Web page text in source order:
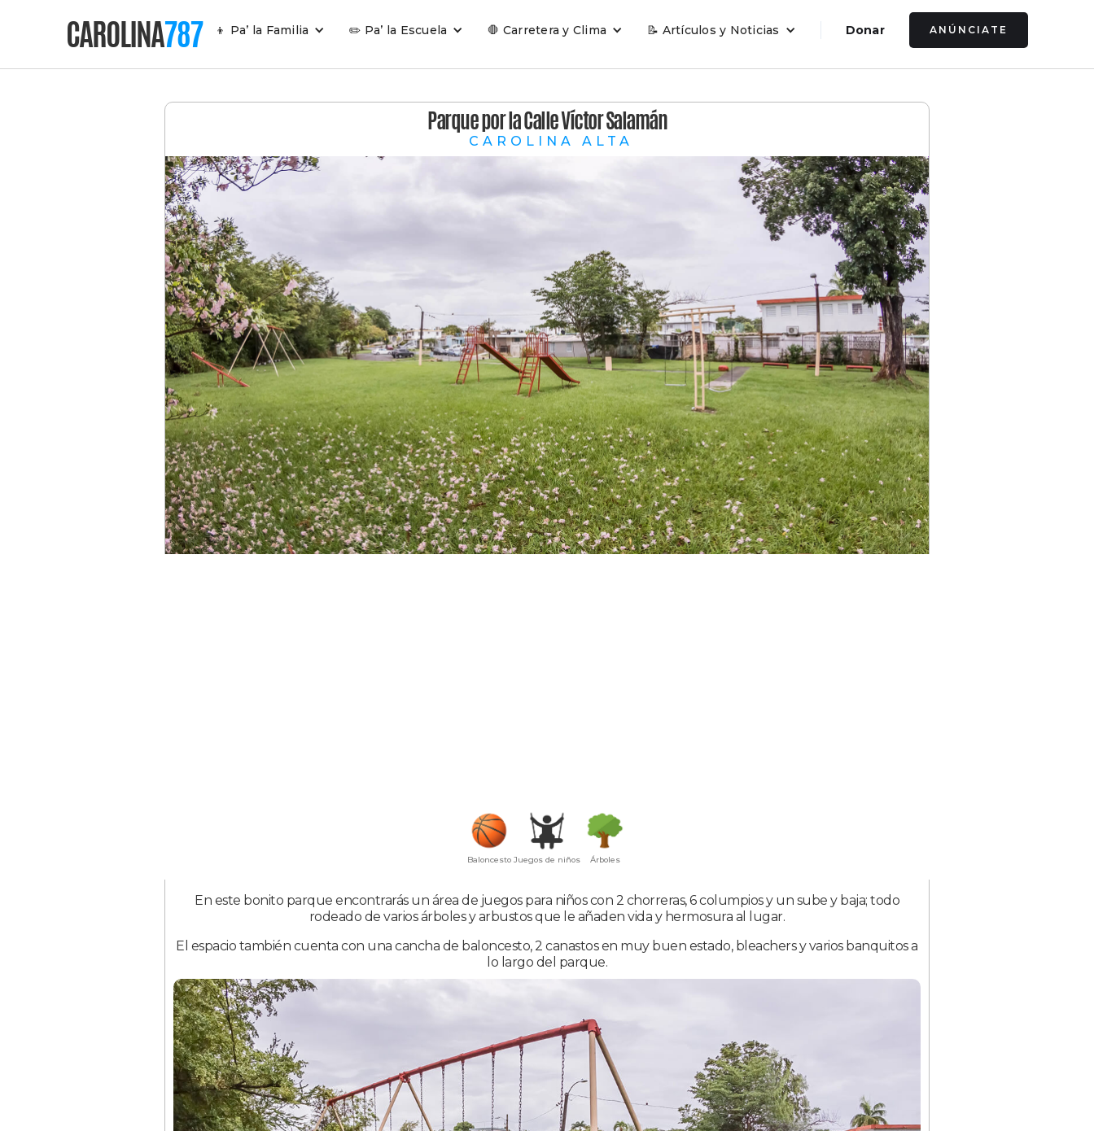
CAROLINA787 👦 Pa’ la Familia ✏️ Pa’ la Escuela 🛑 Carretera y Clima 📝 Artículos y Noticias Donar ANÚNCIATE
Parque por la Calle Víctor Salamán
CAROLINA ALTA
Baloncesto Juegos de niños Árboles
En este bonito parque encontrarás un área de juegos para niños con 2 chorreras, 6 columpios y un sube y baja; todo
rodeado de varios árboles y arbustos que le añaden vida y hermosura al lugar.
El espacio también cuenta con una cancha de baloncesto, 2 canastos en muy buen estado, bleachers y varios banquitos a
lo largo del parque.